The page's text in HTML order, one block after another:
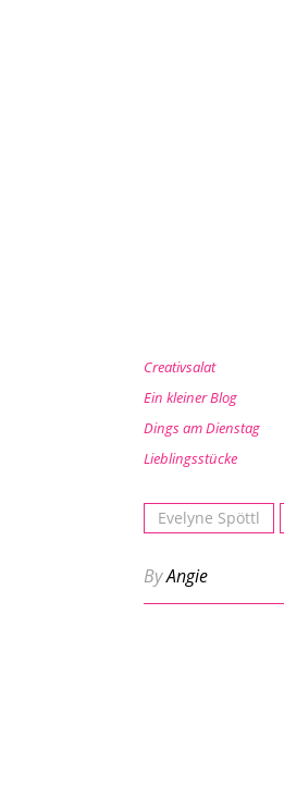
Creativsalat
Ein kleiner Blog
Dings am Dienstag
Lieblingsstücke
Evelyne Spöttl
ByAngie